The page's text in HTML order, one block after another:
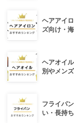
ヘアアイ
ズ向け・
ヘアオイ
別やメン
フライパ
い・長持